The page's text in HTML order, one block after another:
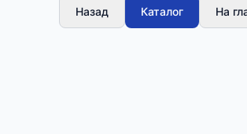
Назад Каталог На